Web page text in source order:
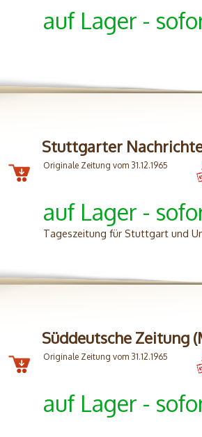
auf Lager -
Stuttgarter
Originale Zeitung vom 31.12.1965
auf Lager -
Tageszeitung für Stuttgart und
Süddeutsche Zeitung
Originale Zeitung vom 31.12.1965
auf Lager -